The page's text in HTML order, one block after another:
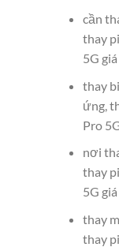
cần
thay
5G
thay
ứng,
Pro
nơi
thay
5G
thay
thay